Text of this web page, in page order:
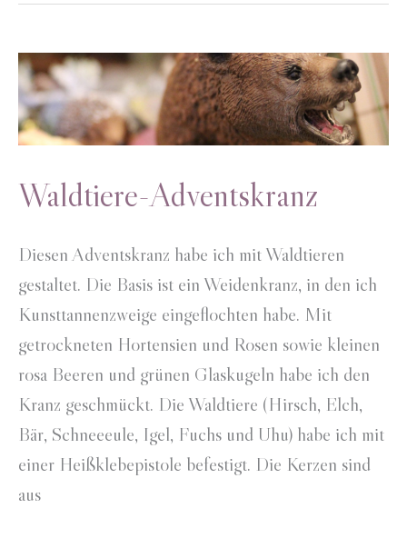
Waldtiere-Adventskranz
Diesen Adventskranz habe ich mit Waldtieren
gestaltet. Die Basis ist ein Weidenkranz, in den ich
Kunsttannenzweige eingeflochten habe. Mit
getrockneten Hortensien und Rosen sowie kleinen
rosa Beeren und grünen Glaskugeln habe ich den
Kranz geschmückt. Die Waldtiere (Hirsch, Elch,
Bär, Schneeeule, Igel, Fuchs und Uhu) habe ich mit
einer Heißklebepistole befestigt. Die Kerzen sind
aus